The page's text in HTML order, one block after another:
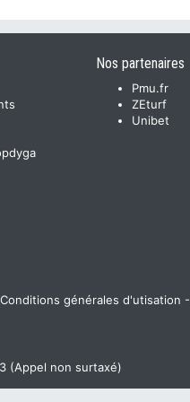
Nos partenaires
Pmu.fr
ZEturf
Unibet
Conditions générales d'utisation -
(Appel non surtaxé)